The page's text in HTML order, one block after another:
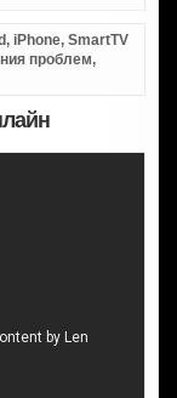
iPhone, SmartTV
проблем,